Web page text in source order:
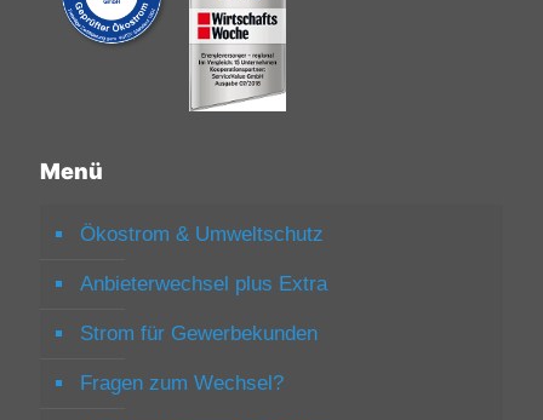
Menü
Ökostrom & Umweltschutz
Anbieterwechsel plus Extra
Strom für Gewerbekunden
Fragen zum Wechsel?